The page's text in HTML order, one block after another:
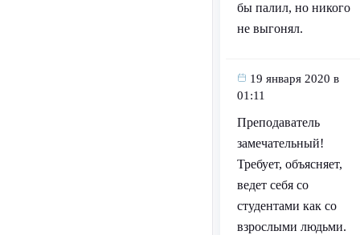
бы палил, но никого
не выгонял.
19 января 2020 в
01:11
Преподаватель
замечательный!
Требует, объясняет,
ведет себя со
студентами как со
взрослыми людьми.